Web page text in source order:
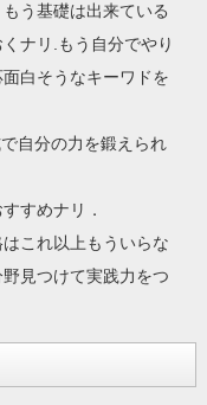
う基礎は出来ている
ナリ.もう自分でやり
白そうなキーワドを
自分の力を鍛えられ
すめナリ．
これ以上もういらな
見つけて実践力をつ